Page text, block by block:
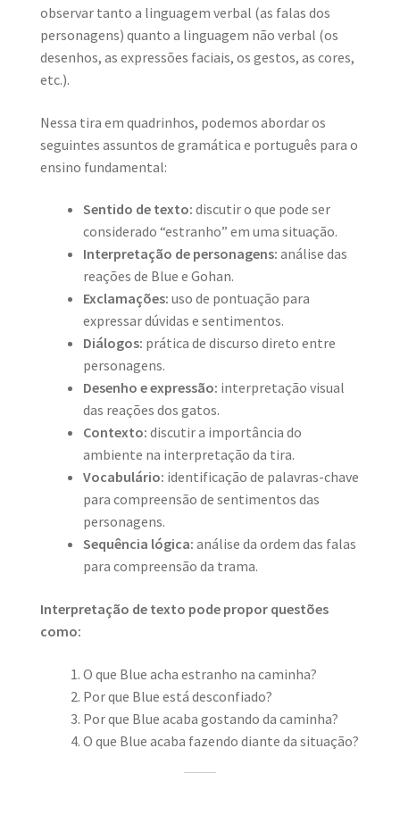
observar tanto a linguagem verbal (as falas dos
personagens) quanto a linguagem não verbal (os
desenhos, as expressões faciais, os gestos, as cores,
etc.).
Nessa tira em quadrinhos, podemos abordar os
seguintes assuntos de gramática e português para o
ensino fundamental:
Sentido de texto: discutir o que pode ser
considerado “estranho” em uma situação.
Interpretação de personagens: análise das
reações de Blue e Gohan.
Exclamações: uso de pontuação para
expressar dúvidas e sentimentos.
Diálogos: prática de discurso direto entre
personagens.
Desenho e expressão: interpretação visual
das reações dos gatos.
Contexto: discutir a importância do
ambiente na interpretação da tira.
Vocabulário: identificação de palavras-chave
para compreensão de sentimentos das
personagens.
Sequência lógica: análise da ordem das falas
para compreensão da trama.
Interpretação de texto pode propor questões
como:
O que Blue acha estranho na caminha?
Por que Blue está desconfiado?
Por que Blue acaba gostando da caminha?
O que Blue acaba fazendo diante da situação?